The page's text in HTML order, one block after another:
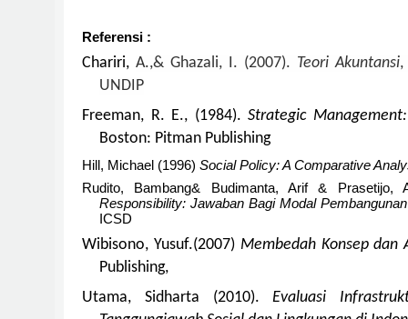
Referensi :
Chariri, A.,& Ghazali, I. (2007). Teori Akuntansi,
UNDIP
Freeman, R. E., (1984).Strategic
Boston: Pitman Publishing
Hill, Michael (1996) Social Policy: A Comparative
Rudito, Bambang& Budimanta, Arif &
Responsibility: Jawaban Bagi Modal
ICSD
Wibisono, Yusuf.(2007) Membedah Konsep dan
Publishing,
Utama, Sidharta (2010).Evaluasi